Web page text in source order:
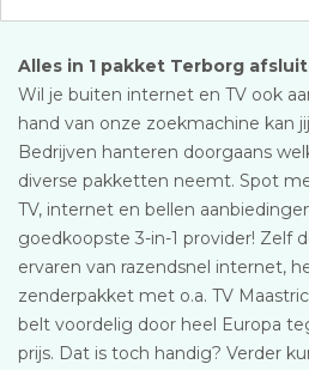
Alles in 1 pakket Terborg
Wil je buiten internet en TV ook
hand van onze zoekmachine kan
Bedrijven hanteren doorgaans
diverse pakketten neemt. Spot
TV, internet en bellen
goedkoopste 3-in-1 provider! Zelf
ervaren van razendsnel internet,
zenderpakket met o.a. TV
belt voordelig door heel Europa
prijs. Dat is toch handig? Verder